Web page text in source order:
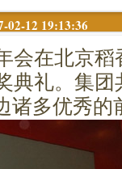
02-12 19:13:36
在北京稻
典礼。集
诸多优秀的